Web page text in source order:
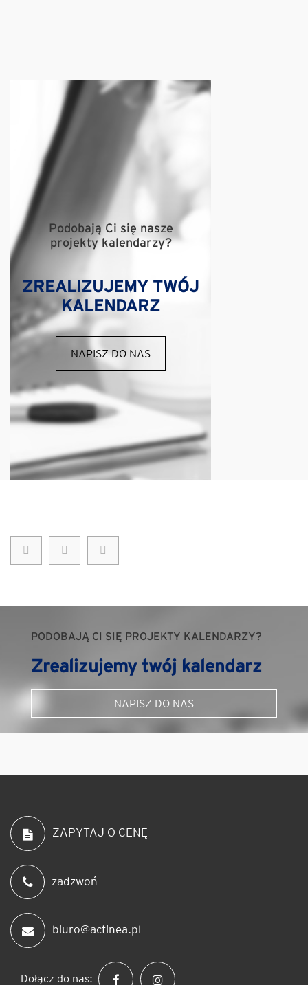
Podobają Ci się nasze
projekty kalendarzy?
ZREALIZUJEMY TWÓJ
KALENDARZ
NAPISZ DO NAS
PODOBAJĄ CI SIĘ PROJEKTY KALENDARZY?
Zrealizujemy twój kalendarz
NAPISZ DO NAS
ZAPYTAJ O CENĘ
zadzwoń
biuro@actinea.pl
Dołącz do nas: